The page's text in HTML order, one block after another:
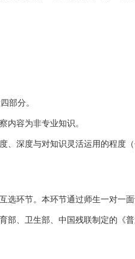
部分。
内容为非专业知识。
、深度与对知识灵活运用的程度
选环节。本环节通过师生一对一面
部、卫生部、中国残联制定的《